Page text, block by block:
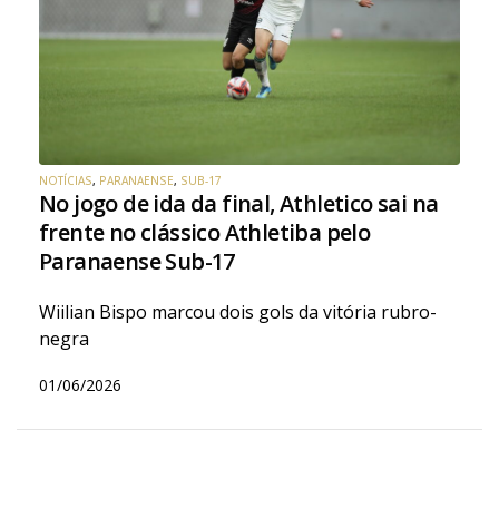
NOTÍCIAS, PARANAENSE, SUB-17
No jogo de ida da final, Athletico sai na
frente no clássico Athletiba pelo
Paranaense Sub-17
Wiilian Bispo marcou dois gols da vitória rubro-
negra
01/06/2026